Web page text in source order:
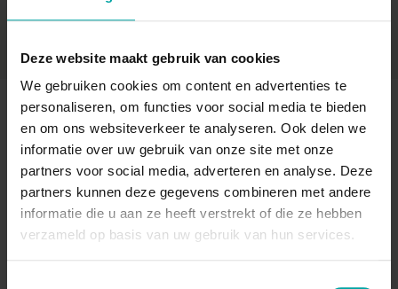
Deze website maakt gebruik van cookies
We gebruiken cookies om content en advertenties te
personaliseren, om functies voor social media te bieden
en om ons websiteverkeer te analyseren. Ook delen we
informatie over uw gebruik van onze site met onze
partners voor social media, adverteren en analyse. Deze
partners kunnen deze gegevens combineren met andere
informatie die u aan ze heeft verstrekt of die ze hebben
verzameld op basis van uw gebruik van hun services.
Gerelateerde
evenementen